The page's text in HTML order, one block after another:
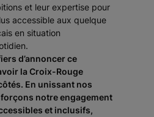
et leur expertise pour
accessible aux quelque
en situation
d’annoncer ce
la Croix-Rouge
En unissant nos
notre engagement
et inclusifs,